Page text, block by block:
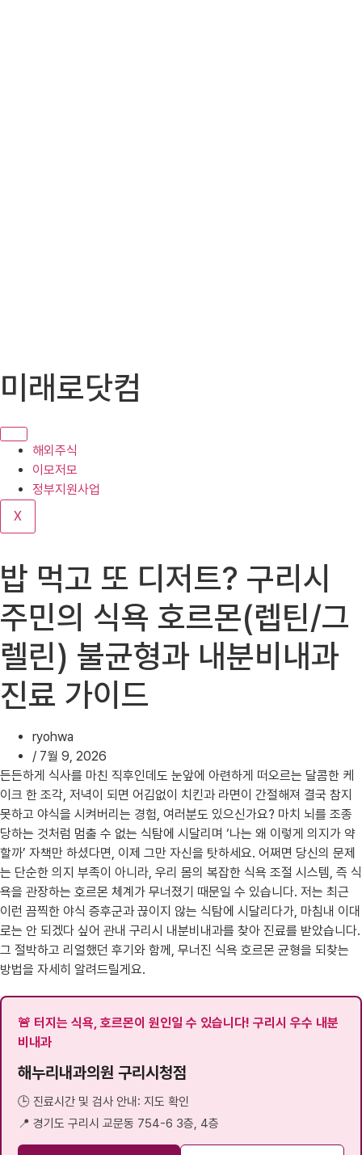
텐
로
기
미래로닷컴
해외주식
이모저모
정부지원사업
X
밥 먹고 또 디저트? 구리시
주민의 식욕 호르몬(렙틴/그
렐린) 불균형과 내분비내과
진료 가이드
ryohwa
/ 7월 9, 2026
든든하게 식사를 마친 직후인데도 눈앞에 아련하게 떠오르는 달콤한 케
이크 한 조각, 저녁이 되면 어김없이 치킨과 라면이 간절해져 결국 참지
못하고 야식을 시켜버리는 경험, 여러분도 있으신가요? 마치 뇌를 조종
당하는 것처럼 멈출 수 없는 식탐에 시달리며 ‘나는 왜 이렇게 의지가 약
할까’ 자책만 하셨다면, 이제 그만 자신을 탓하세요. 어쩌면 당신의 문제
는 단순한 의지 부족이 아니라, 우리 몸의 복잡한 식욕 조절 시스템, 즉 식
욕을 관장하는 호르몬 체계가 무너졌기 때문일 수 있습니다. 저는 최근
이런 끔찍한 야식 증후군과 끊이지 않는 식탐에 시달리다가, 마침내 이대
로는 안 되겠다 싶어 관내 구리시 내분비내과를 찾아 진료를 받았습니다.
그 절박하고 리얼했던 후기와 함께, 무너진 식욕 호르몬 균형을 되찾는
방법을 자세히 알려드릴게요.
🚨 터지는 식욕, 호르몬이 원인일 수 있습니다! 구리시 우수 내분
비내과
해누리내과의원 구리시청점
🕒 진료시간 및 검사 안내: 지도 확인
📍 경기도 구리시 교문동 754-6 3층, 4층